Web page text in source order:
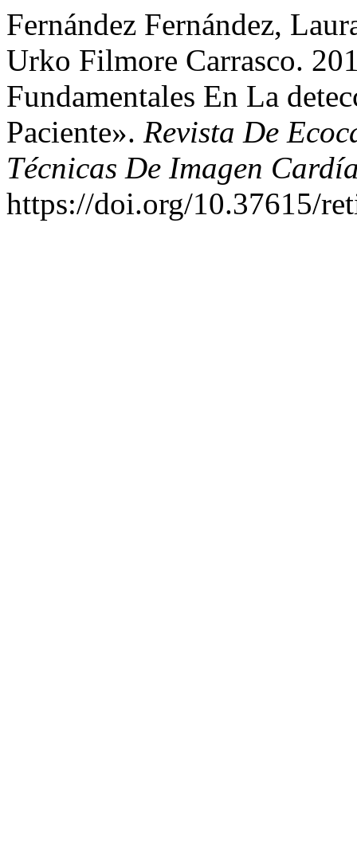
Fernández Fernández,
Urko Filmore Carrasco.
Fundamentales En La
Paciente». Revista De
Técnicas De Imagen
https://doi.org/10.37615/